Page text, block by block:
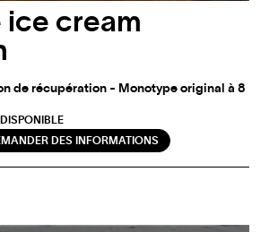
ice cream
de récupération - Monotype original à 8
DISPONIBLE
DES INFORMATIONS